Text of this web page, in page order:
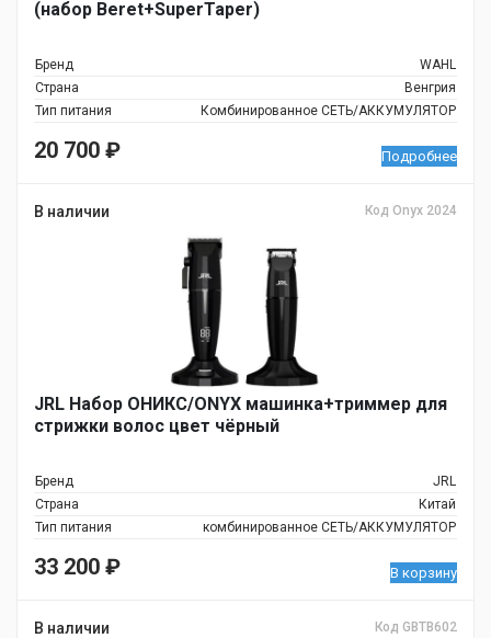
(набор Beret+SuperTaper)
Бренд
WAHL
Страна
Венгрия
Тип питания
Комбинированное СЕТЬ/АККУМУЛЯТОР
20 700 ₽ Подробнее
В наличии Код Onyx 2024
JRL Набор ОНИКС/ONYX машинка+триммер для
стрижки волос цвет чёрный
Бренд
JRL
Страна
Китай
Тип питания
комбинированное СЕТЬ/АККУМУЛЯТОР
33 200 ₽ В корзину
В наличии Код GBTB602